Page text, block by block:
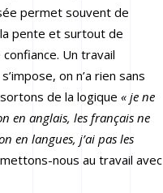
permet souvent de
pente et surtout de
Un travail
on n’a rien sans
de la logique « je ne
en anglais, les français ne
en langues, j’ai pas les
nous au travail avec